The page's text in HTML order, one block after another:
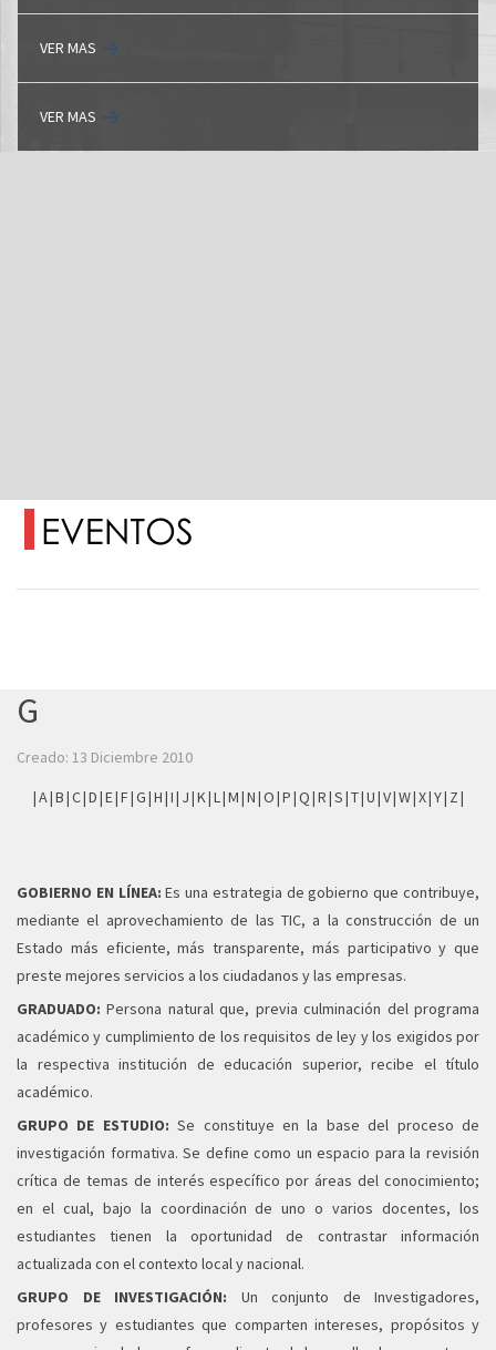
VER MAS
VER MAS
G
Creado: 13 Diciembre 2010
|A|B|C|D|E|F|G|H|I| J|K|L|M|N|O|P|Q|R|S|T|U|V|W|X|Y| Z|
GOBIERNO EN LÍNEA:Es una estrategia de gobierno que contribuye,
mediante el aprovechamiento de las TIC, a la construcción de un
Estado más eficiente, más transparente, más participativo y que
preste mejores servicios a los ciudadanos y las empresas.
GRADUADO:Persona natural que, previa culminación del programa
académico y cumplimiento de los requisitos de ley y los exigidos por
la respectiva institución de educación superior, recibe el título
académico.
GRUPO DE ESTUDIO:Se constituye en la base del proceso de
investigación formativa. Se define como un espacio para la revisión
crítica de temas de interés específico por áreas del conocimiento;
en el cual, bajo la coordinación de uno o varios docentes, los
estudiantes tienen la oportunidad de contrastar información
actualizada con el contexto local y nacional.
GRUPO DE INVESTIGACIÓN: Un conjunto de Investigadores,
profesores y estudiantes que comparten intereses, propósitos y